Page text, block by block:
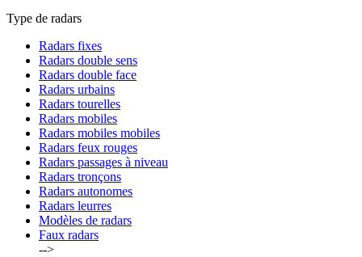
Type de radars
Radars fixes
Radars double sens
Radars double face
Radars urbains
Radars tourelles
Radars mobiles
Radars mobiles mobiles
Radars feux rouges
Radars passages à niveau
Radars tronçons
Radars autonomes
Radars leurres
Modèles de radars
Faux radars
-->